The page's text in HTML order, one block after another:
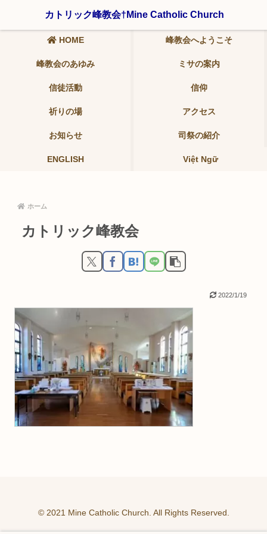
HOME 峰教会へようこそ
峰教会のあゆみ ミサの案内
信徒活動 信仰
祈りの場 アクセス
お知らせ 司祭の紹介
ENGLISH Việt Ngữ
ホーム
カトリック峰教会
2022/1/19
© 2021 Mine Catholic Church. All Rights Reserved.
カトリック峰教会†Mine Catholic Church